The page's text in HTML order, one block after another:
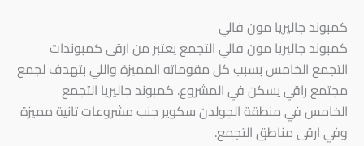
كمبوند جاليريا مون فالي
كمبوند جاليريا مون فالي التجمع يعتبر من ارقى كمبوندات
التجمع الخامس بسبب كل مقوماته المميزة واللي بتهدف لجمع
مجتمع راقي يسكن في المشروع. كمبوند جاليريا التجمع
الخامس في منطقة الجولدن سكوير جنب مشروعات تانية مميزة
وفي ارقى مناطق التجمع.